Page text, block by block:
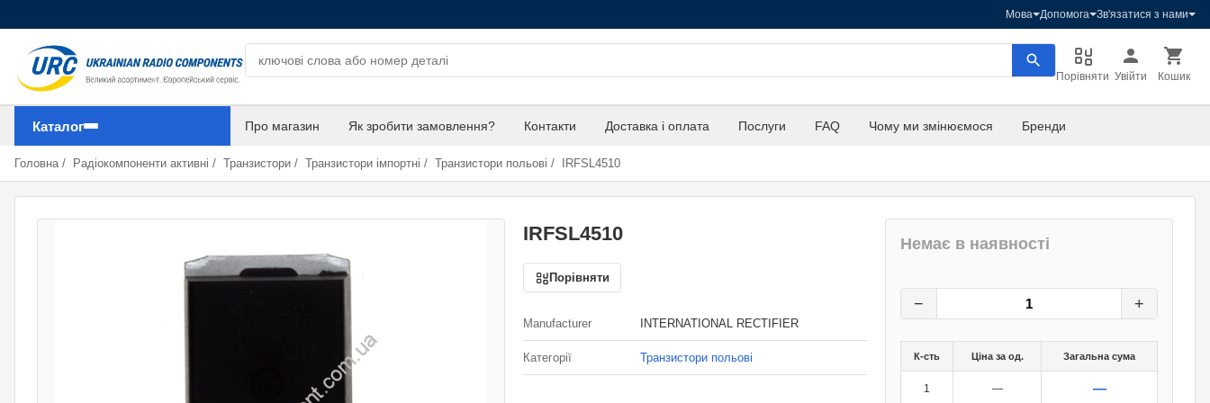
Мова Допомога Зв'язатися з нами
Порівняти Увійти Кошик
Каталог Про магазин Як зробити замовлення? Контакти Доставка і оплата Послуги FAQ Чому ми змінюємося Бренди
Головна / Радіокомпоненти активні / Транзистори / Транзистори імпортні / Транзистори польові / IRFSL4510
IRFSL4510
Порівняти
Manufacturer INTERNATIONAL RECTIFIER
Категорії Транзистори польові
Немає в наявності
− +
К-сть Ціна за од. Загальна сума
1 — —